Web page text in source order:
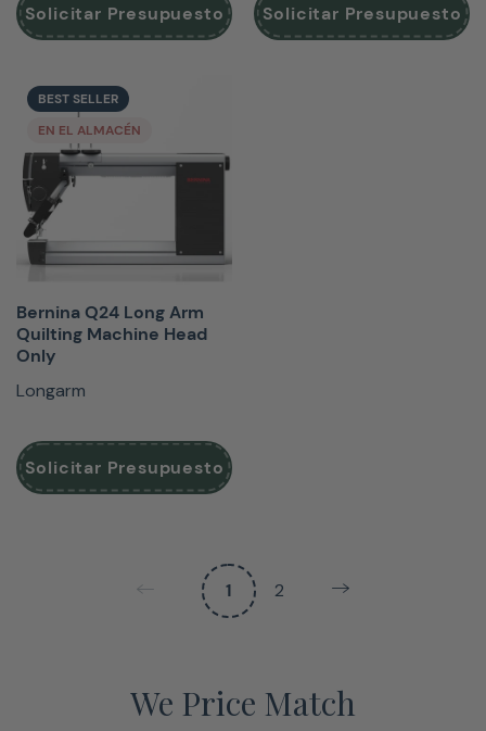
Solicitar Presupuesto Solicitar Presupuesto
BEST SELLER
EN EL ALMACÉN
Bernina Q24 Long Arm
Quilting Machine Head
Only
Longarm
Solicitar Presupuesto
2
1
We Price Match